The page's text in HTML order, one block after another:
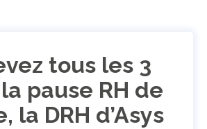
tous les 3
pause RH de
la DRH d’Asys